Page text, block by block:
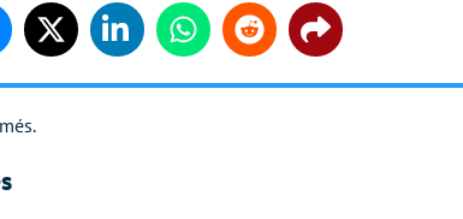
Twitter LinkedinWhatsappReddit Share